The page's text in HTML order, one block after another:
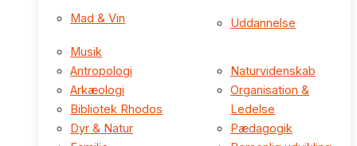
Mad & Vin
Musik
Uddannelse
Antropologi
Arkæologi
Bibliotek Rhodos
Dyr & Natur
Naturvidenskab
Organisation &
Ledelse
Pædagogik